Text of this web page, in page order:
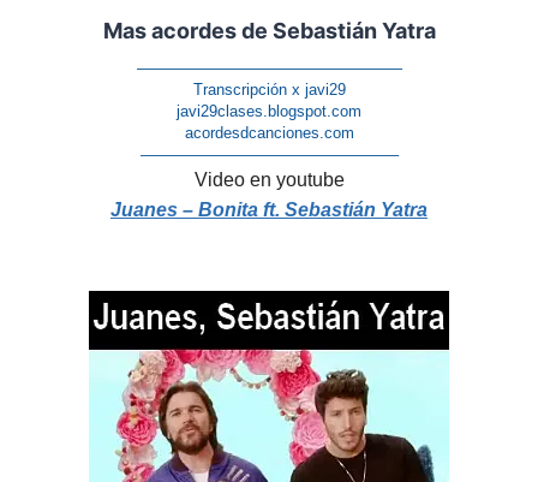
Mas acordes de Sebastián Yatra
—————————————————
Transcripción x javi29
javi29clases.blogspot.com
acordesdcanciones.com
————————————————–
Video en youtube
Juanes – Bonita ft. Sebastián Yatra